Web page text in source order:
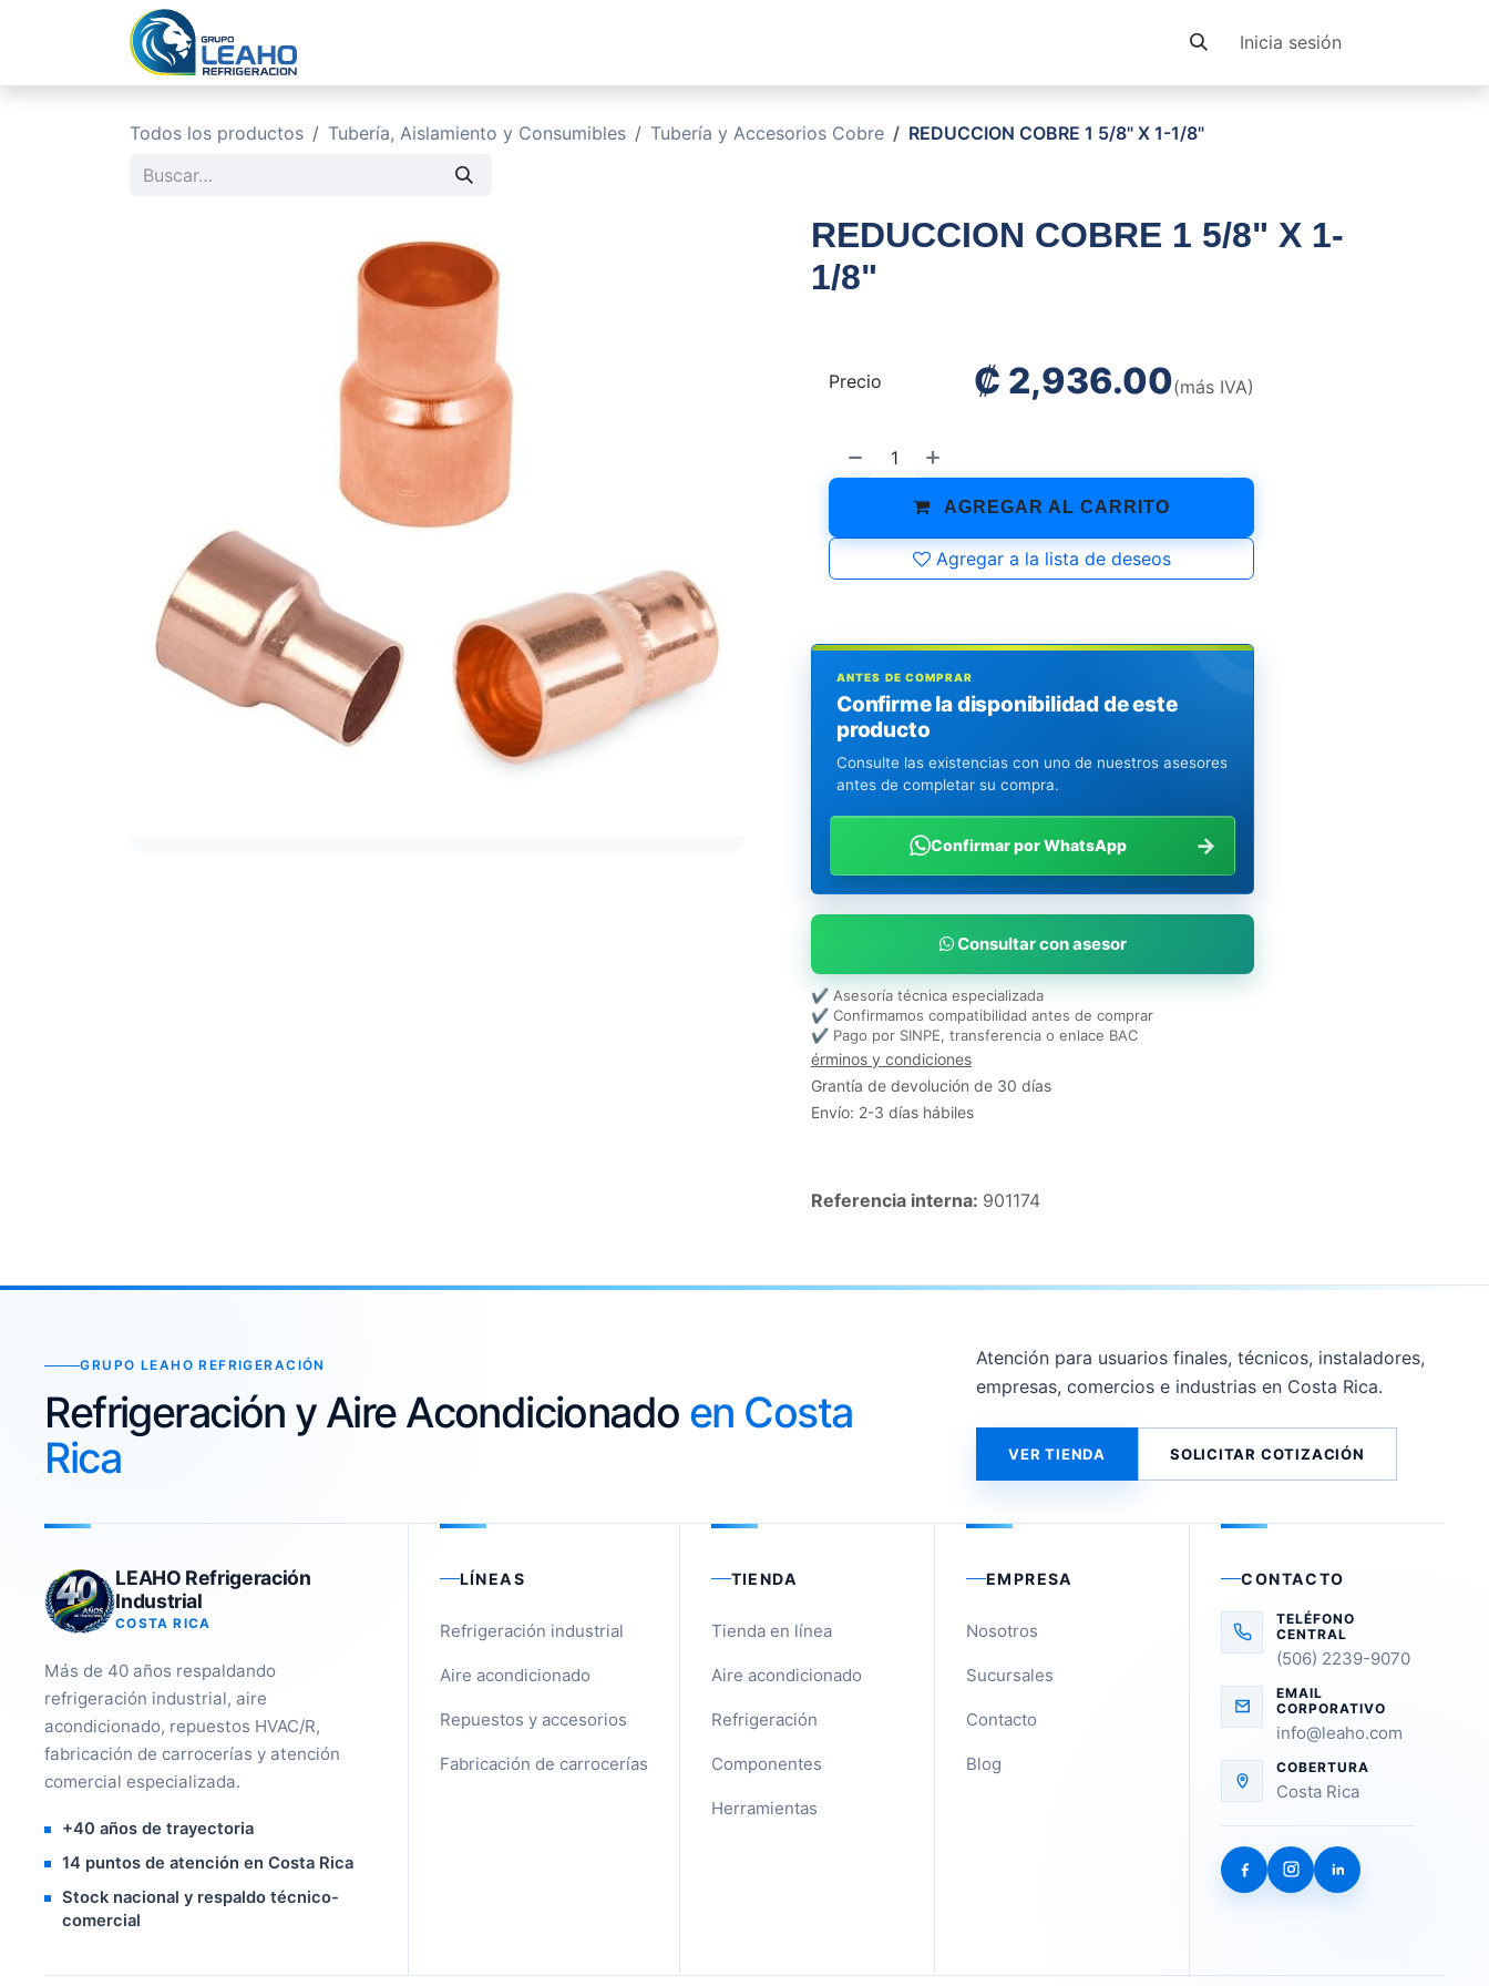
Inicia sesión
Todos los productos Tubería, Aislamiento y Consumibles Tubería y Accesorios Cobre REDUCCION COBRE 1 5/8" X 1-1/8"
REDUCCION COBRE 1 5/8" X 1-
1/8"
AGREGAR AL CARRITO
Agregar a la lista de deseos
Precio ₡ 2,936.00(más IVA)
ANTES DE COMPRAR
Confirme la disponibilidad de este
producto
Consulte las existencias con uno de nuestros asesores
antes de completar su compra.
Confirmar por WhatsApp →
Consultar con asesor
✔ Asesoría técnica especializada
✔ Confirmamos compatibilidad antes de comprar
✔ Pago por SINPE, transferencia o enlace BAC
érminos y condiciones
Grantía de devolución de 30 días
Envío: 2-3 días hábiles
Referencia interna: 901174
GRUPO LEAHO REFRIGERACIÓN
Refrigeración y Aire Acondicionado en Costa
Rica
Atención para usuarios finales, técnicos, instaladores,
empresas, comercios e industrias en Costa Rica.
VER TIENDA SOLICITAR COTIZACIÓN
LEAHO Refrigeración
Industrial
COSTA RICA
Más de 40 años respaldando
refrigeración industrial, aire
acondicionado, repuestos HVAC/R,
fabricación de carrocerías y atención
comercial especializada.
+40 años de trayectoria
14 puntos de atención en Costa Rica
Stock nacional y respaldo técnico-
comercial
LÍNEAS
Refrigeración industrial
Aire acondicionado
Repuestos y accesorios
Fabricación de carrocerías
TIENDA
Tienda en línea
Aire acondicionado
Refrigeración
Componentes
Herramientas
EMPRESA
Nosotros
Sucursales
Contacto
Blog
CONTACTO
TELÉFONO
CENTRAL
(506) 2239-9070
EMAIL
CORPORATIVO
info@leaho.com
COBERTURA
Costa Rica